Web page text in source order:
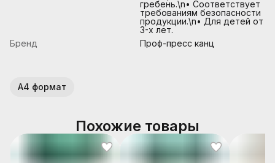
гребень.\n• Соответствует
требованиям безопасности
продукции.\n• Для детей от
3-х лет.
Бренд
Проф-пресс канц
А4 формат
Похожие товары